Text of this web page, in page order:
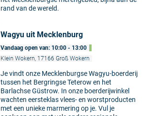
rand van de wereld.
Wagyu uit Mecklenburg
Vandaag open van: 10:00 - 13:00
Klein Wokern, 17166 Groß Wokern
Je vindt onze Mecklenburgse Wagyu-boerderij
tussen het Bergringse Teterow en het
Barlachse Güstrow. In onze boerderijwinkel
wachten eersteklas vlees- en worstproducten
met een unieke marmering op je. Vul je